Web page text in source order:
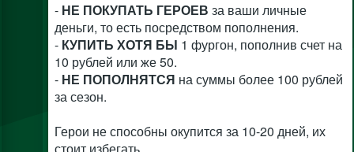
- НЕ ПОКУПАТЬ ГЕРОЕВ за ваши личные
деньги, то есть посредством пополнения.
- КУПИТЬ ХОТЯ БЫ 1 фургон, пополнив счет на
10 рублей или же 50.
- НЕ ПОПОЛНЯТСЯ на суммы более 100 рублей
за сезон.
Герои не способны окупится за 10-20 дней, их